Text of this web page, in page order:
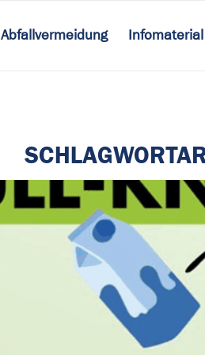
Abfallvermeidung Infomaterial